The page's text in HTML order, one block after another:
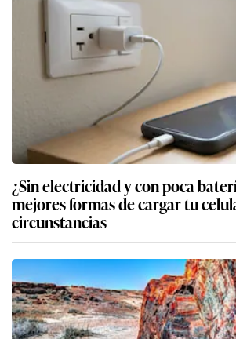
¿Sin electricidad y con poca
mejores formas de cargar tu
circunstancias